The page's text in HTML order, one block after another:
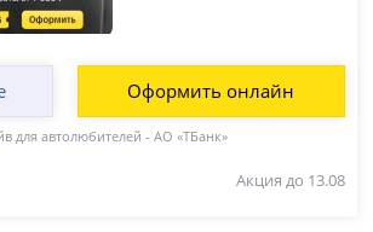
Оформить онлайн
для автолюбителей - АО «ТБанк»
Акция до 13.08